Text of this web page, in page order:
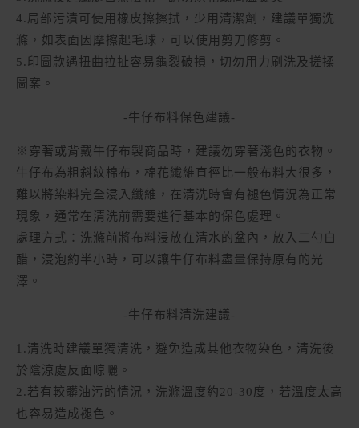
4.局部污漬可使用橡皮擦擦拭，少用清潔劑，建議單獨洗
滌，如表面因摩擦起毛球，可以使用剪刀修剪。
5.印圖款遇扭曲拉扯容易龜裂破損，切勿用力刷洗及搓揉
圖案。
-牛仔布料保色建議-
※穿著或背戴牛仔布製商品時，建議勿穿著淺色的衣物。
牛仔布為粗斜紋棉布，棉花纖維直徑比一般布料大很多，
難以將染料完全浸入纖維，在清洗時會有褪色情況為正常
現象，通常在清洗前需要進行基本的保色處理。
處理方式：洗滌前將布料浸放在清水的盆內，放入二勺白
醋，浸泡約半小時，可以讓牛仔布料盡量保持原有的光
澤。
-牛仔布料清洗建議-
1.清洗時建議單獨清洗，避免造成其他衣物染色，清洗後
於陰涼處反面晾曬。
2.若有較髒油污的情況，洗滌溫度約20-30度，若溫度太高
也容易造成褪色。